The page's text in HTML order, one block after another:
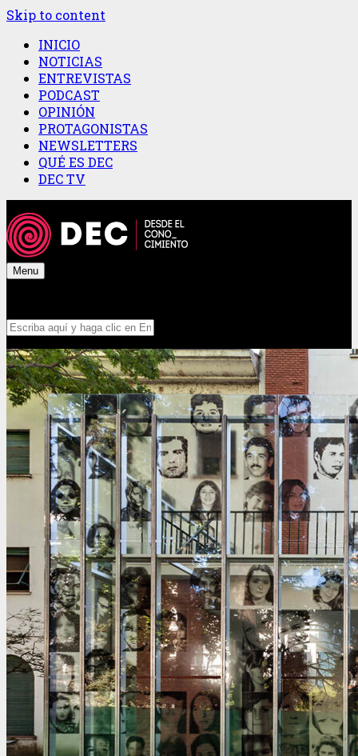
Skip to content
INICIO
NOTICIAS
ENTREVISTAS
PODCAST
OPINIÓN
PROTAGONISTAS
NEWSLETTERS
QUÉ ES DEC
DEC TV
Menu